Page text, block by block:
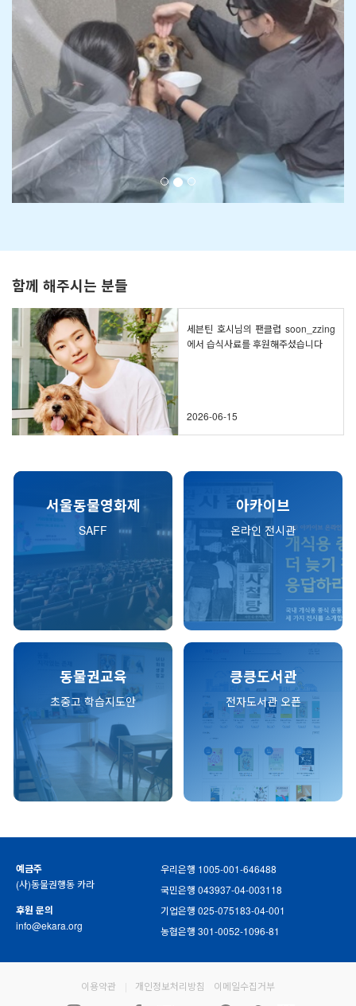
함께 해주시는 분들
세븐틴 호시님의 팬클럽 soon_zzing
에서 습식사료를 후원해주셨습니다
2026-06-15
서울동물영화제
SAFF
아카이브
온라인 전시관
동물권교육
초중고 학습지도안
킁킁도서관
전자도서관 오픈
예금주
(사)동물권행동 카라
후원 문의
info@ekara.org
우리은행 1005-001-646488
국민은행 043937-04-003118
기업은행 025-075183-04-001
농협은행 301-0052-1096-81
이용약관 개인정보처리방침 이메일수집거부